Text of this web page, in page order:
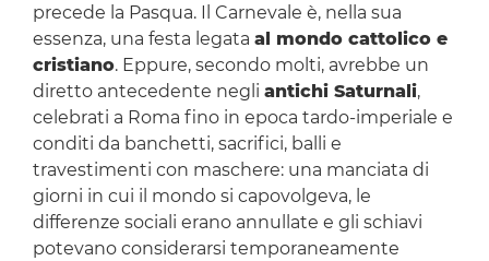
precede la Pasqua. Il Carnevale è, nella sua
essenza, una festa legata al mondo cattolico e
cristiano. Eppure, secondo molti, avrebbe un
diretto antecedente negli antichi Saturnali,
celebrati a Roma fino in epoca tardo-imperiale e
conditi da banchetti, sacrifici, balli e
travestimenti con maschere: una manciata di
giorni in cui il mondo si capovolgeva, le
differenze sociali erano annullate e gli schiavi
potevano considerarsi temporaneamente